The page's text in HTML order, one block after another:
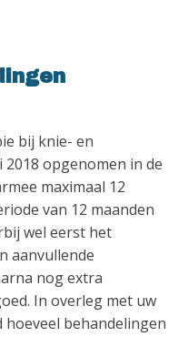
bij knie- en
opgenomen in de
maximaal 12
van 12 maanden
wel eerst het
aanvullende
nog extra
In overleg met uw
behandelingen